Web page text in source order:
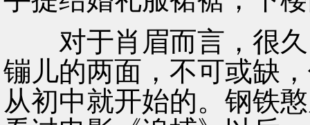
对于肖眉而言，很久
镚儿的两面，不可或缺
从初中就开始的。钢铁